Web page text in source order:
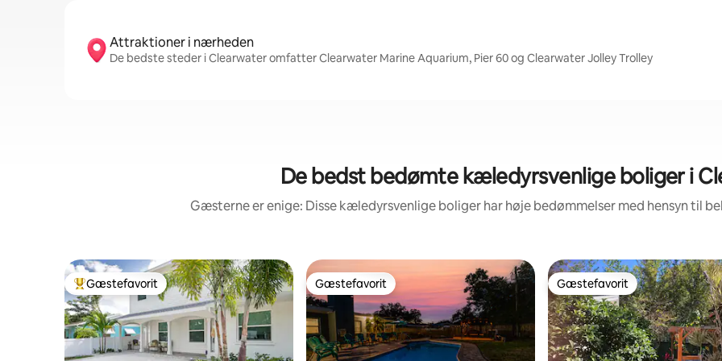
Attraktioner i nærheden
De bedste steder i Clearwater omfatter Clearwater Marine Aquarium, Pier 60 og Clearwater Jolley Trolley
De bedst bedømte kæledyrsvenlige boliger i
Gæsterne er enige: Disse kæledyrsvenlige boliger har høje bedømmelser med hensyn til
Bedste gæstefavorit
Gæstefavorit Gæstefavorit
Gæstefavorit Gæstefavorit
Gæstefavorit